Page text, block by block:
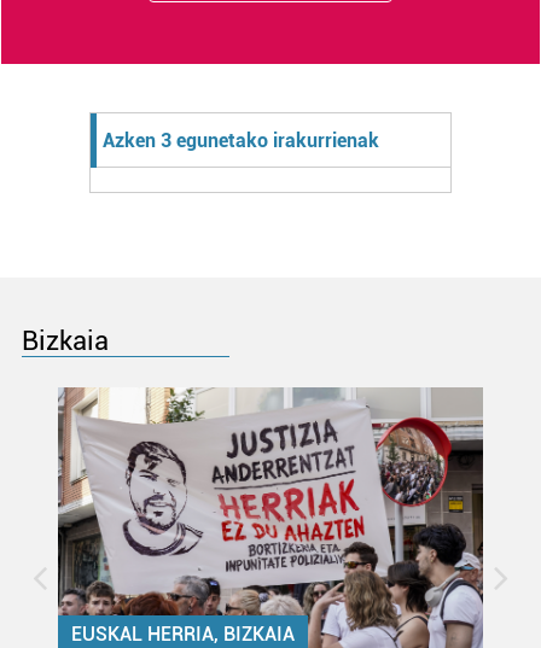
Azken 3 egunetako irakurrienak
Bizkaia
EUSKAL HERRIA, BIZKAIA